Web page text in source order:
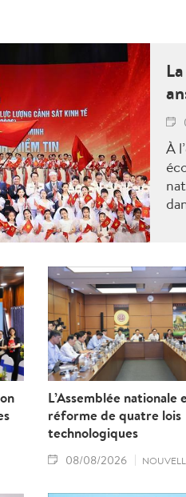
À
L’Assemblée nationale
réforme de quatre lois
technologiques
08/08/2026